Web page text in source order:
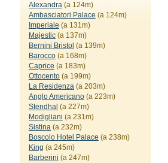
Alexandra(a 124m)
Ambasciatori Palace (a 124m)
Imperiale (a 131m)
Majestic(a 137m)
Bernini Bristol (a 139m)
Barocco(a 168m)
Caprice (a 183m)
Ottocento(a 199m)
La Residenza(a 203m)
Anglo Americano(a 223m)
Stendhal (a 227m)
Modigliani (a 231m)
Sistina(a 232m)
Boscolo Hotel Palace (a 238m)
King (a 245m)
Barberini (a 247m)